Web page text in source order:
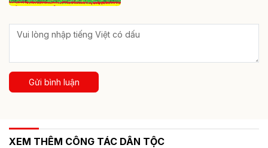
Gửi bình luận
XEM THÊM CÔNG TÁC DÂN TỘC